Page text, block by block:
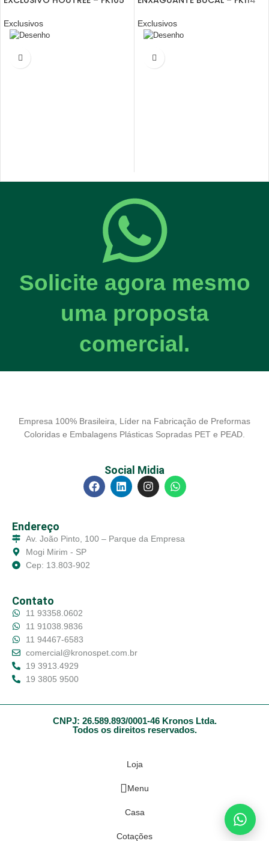
Exclusivos Exclusivos
Solicite agora mesmo
uma proposta
comercial.
Empresa 100% Brasileira, Líder na Fabricação de Preformas
Coloridas e Embalagens Plásticas Sopradas PET e PEAD.
Social Midia
Endereço
Av. João Pinto, 100 – Parque da Empresa
Mogi Mirim - SP
Cep: 13.803-902
Contato
11 93358.0602
11 91038.9836
11 94467-6583
comercial@kronospet.com.br
19 3913.4929
19 3805 9500
CNPJ: 26.589.893/0001-46 Kronos Ltda.
Todos os direitos reservados.
Loja
Menu
Casa
Cotações